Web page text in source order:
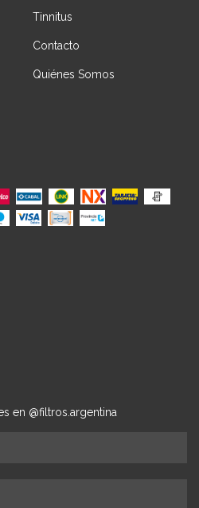
Tinnitus
Contacto
Quiénes Somos
en @filtros.argentina